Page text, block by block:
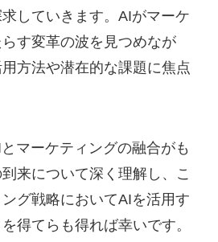
していきます。AIがマーケ
す変革の波を見つめなが
方法や潜在的な課題に焦点
マーケティングの融合がも
来について深く理解し、こ
グ戦略においてAIを活用す
得てらも得れば幸いです。